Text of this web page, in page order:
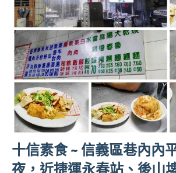
十信素食 ~ 信義區巷內內
夜，近捷運永春站、後山